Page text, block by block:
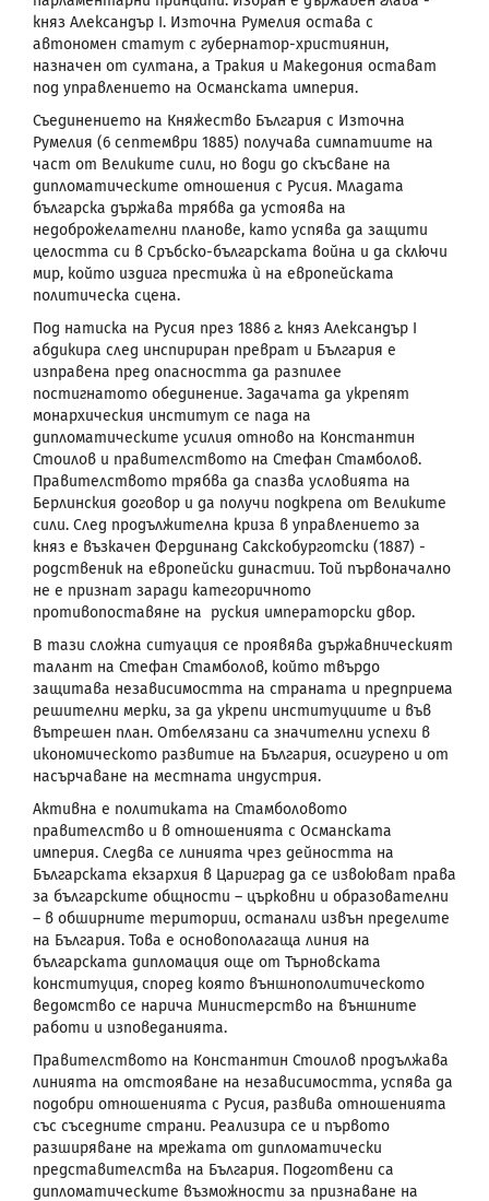
княз Александър I. Източна Румелия остава с
автономен статут с губернатор-християнин,
назначен от султана, а Тракия и Македония остават
под управлението на Османската империя.
Съединението на Княжество България с Източна
Румелия (6 септември 1885) получава симпатиите на
част от Великите сили, но води до скъсване на
дипломатическите отношения с Русия. Младата
българска държава трябва да устоява на
недоброжелателни планове, като успява да защити
целостта си в Сръбско-българската война и да сключи
мир, който издига престижа ѝ на европейската
политическа сцена.
Под натиска на Русия през 1886 г. княз Александър I
абдикира след инспириран преврат и България е
изправена пред опасността да разпилее
постигнатото обединение. Задачата да укрепят
монархическия институт се пада на
дипломатическите усилия отново на Константин
Стоилов и правителството на Стефан Стамболов.
Правителството трябва да спазва условията на
Берлинския договор и да получи подкрепа от Великите
сили. След продължителна криза в управлението за
княз е възкачен Фердинанд Сакскобурготски (1887) -
родственик на европейски династии. Той първоначално
не е признат заради категоричното
противопоставяне на руския императорски двор.
В тази сложна ситуация се проявява държавническият
талант на Стефан Стамболов, който твърдо
защитава независимостта на страната и предприема
решителни мерки, за да укрепи институциите и във
вътрешен план. Отбелязани са значителни успехи в
икономическото развитие на България, осигурено и от
насърчаване на местната индустрия.
Активна е политиката на Стамболовото
правителство и в отношенията с Османската
империя. Следва се линията чрез дейността на
Българската екзархия в Цариград да се извоюват права
за българските общности – църковни и образователни
– в обширните територии, останали извън пределите
на България. Това е основополагаща линия на
българската дипломация още от Търновската
конституция, според която външнополитическото
ведомство се нарича Министерство на външните
работи и изповеданията.
Правителството на Константин Стоилов продължава
линията на отстояване на независимостта, успява да
подобри отношенията с Русия, развива отношенията
със съседните страни. Реализира се и първото
разширяване на мрежата от дипломатически
представителства на България. Подготвени са
дипломатическите възможности за признаване на